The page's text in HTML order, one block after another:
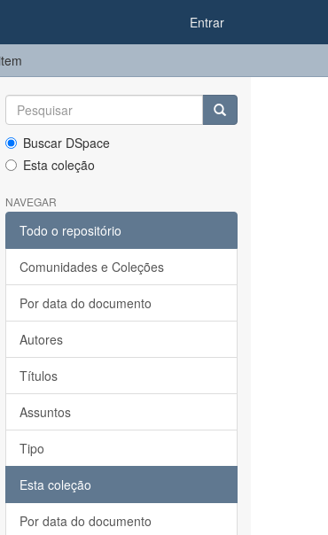
Entrar
Buscar DSpace
Esta coleção
NAVEGAR
Todo o repositório
Comunidades e Coleções
Por data do documento
Autores
Títulos
Assuntos
Tipo
Esta coleção
Por data do documento